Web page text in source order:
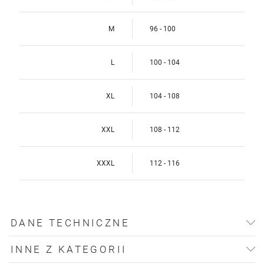
M 96 - 100
L 100 - 104
XL 104 - 108
XXL 108 - 112
XXXL 112 - 116
DANE TECHNICZNE
INNE Z KATEGORII